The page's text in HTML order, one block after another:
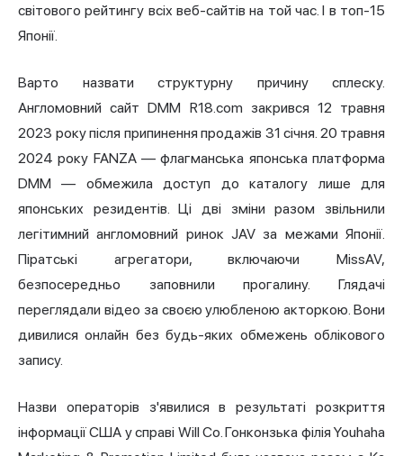
світового рейтингу всіх веб-сайтів на той час. І в топ-15
Японії.
Варто назвати структурну причину сплеску.
Англомовний сайт DMM R18.com закрився 12 травня
2023 року після припинення продажів 31 січня. 20 травня
2024 року FANZA — флагманська японська платформа
DMM — обмежила доступ до каталогу лише для
японських резидентів. Ці дві зміни разом звільнили
легітимний англомовний ринок JAV за межами Японії.
Піратські агрегатори, включаючи MissAV,
безпосередньо заповнили прогалину. Глядачі
переглядали відео за своєю улюбленою акторкою. Вони
дивилися онлайн без будь-яких обмежень облікового
запису.
Назви операторів з'явилися в результаті розкриття
інформації США у справі Will Co. Гонконзька філія Youhaha